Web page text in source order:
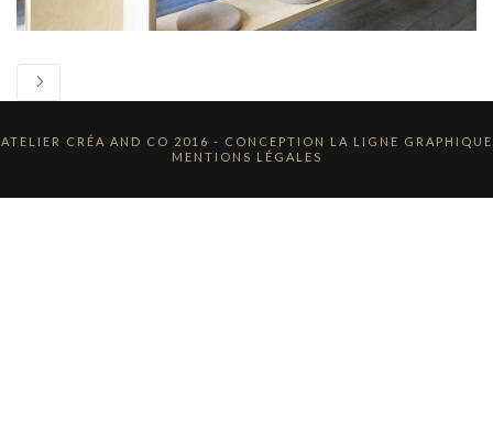
CRÉA AND CO 2016 - CONCEPTION LA LIGNE GRAPHIQUE
MENTIONS LÉGALES